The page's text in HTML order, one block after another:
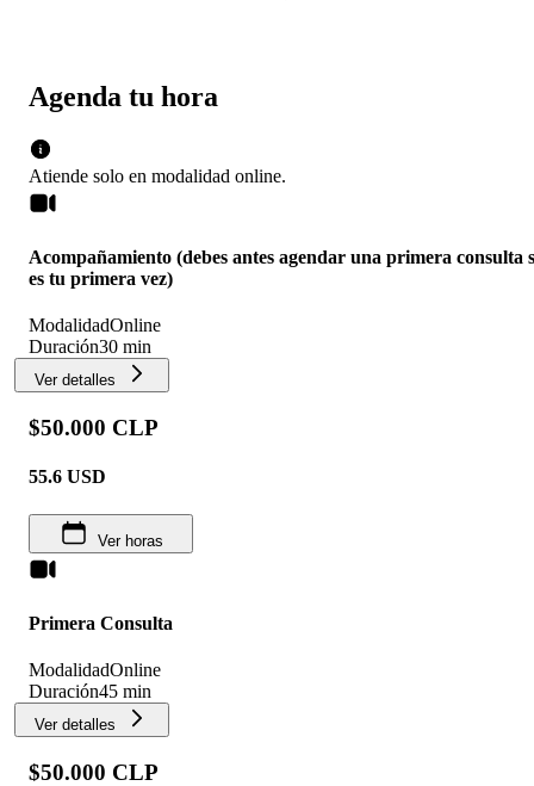
Agenda tu hora
Atiende solo en modalidad online.
Acompañamiento (debes antes agendar una primera consulta
es tu primera vez)
ModalidadOnline
Duración30 min
Ver detalles
$50.000 CLP
55.6 USD
Ver horas
Primera Consulta
ModalidadOnline
Duración45 min
Ver detalles
$50.000 CLP